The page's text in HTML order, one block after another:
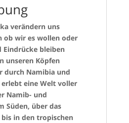
verändern uns
ob wir es wollen oder
Eindrücke bleiben
unseren Köpfen
durch Namibia und
eine Welt voller
Namib- und
Süden, über das
in den tropischen